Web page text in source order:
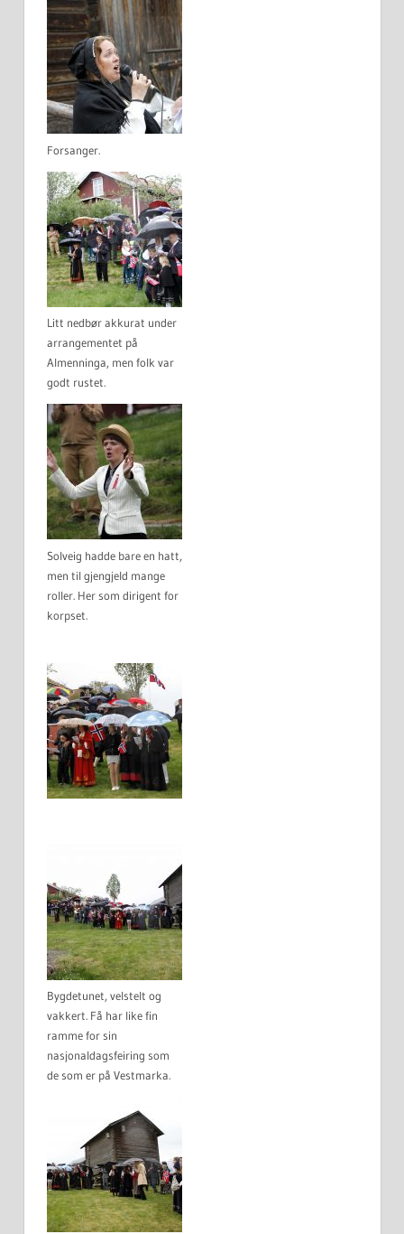
Forsanger.
Litt nedbør akkurat under
arrangementet på
Almenninga, men folk var
godt rustet.
Solveig hadde bare en hatt,
men til gjengjeld mange
roller. Her som dirigent for
korpset.
Bygdetunet, velstelt og
vakkert. Få har like fin
ramme for sin
nasjonaldagsfeiring som
de som er på Vestmarka.